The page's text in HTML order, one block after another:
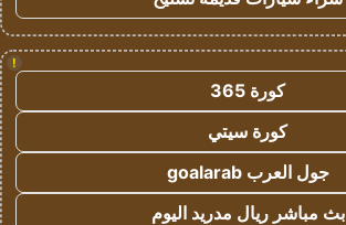
!
كورة 365
كورة سيتي
جول العرب goalarab
بث مباشر ريال مدريد اليوم